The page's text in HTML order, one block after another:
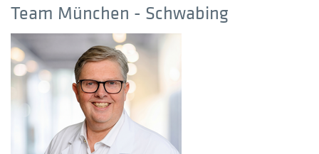
Team München - Schwabing